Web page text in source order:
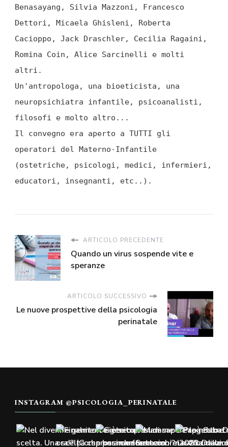
Benasayang, Silvia Mazzoni, Francesco
Dettori, Micaela Ghisleni, Roberta
Cacioppo, Jack Draschler, Cecilia Ragaini,
Romina Coin, Alice Sarcinelli e molti
altri.
Un'antropologa, una bioeticista, una
neuropsichiatra infantile, psicoanalisti,
filosofi e molto altro...
Il convegno era aperto a TUTTI gli
operatori del Materno-Infantile
(ostetriche, psicologi, medici, infermieri,
educatori, insegnanti, etc..).
ARTICOLO PRECEDENTE
Quando un virus sospende vite e
speranze
ARTICOLO SUCCESSIVO
Le nuove prospettive della psicologia
perinatale
INSTAGRAM @PSICOLOGIA_PERINATALE